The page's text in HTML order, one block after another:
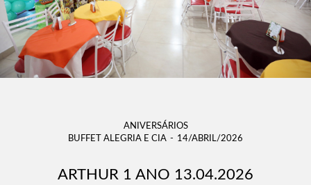
ANIVERSÁRIOS
BUFFET ALEGRIA E CIA
14/ABRIL/2026
ARTHUR 1 ANO 13.04.2026